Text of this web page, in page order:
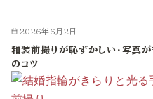
2026年6月2日
和装前撮りが恥ずかしい・写真
のコツ